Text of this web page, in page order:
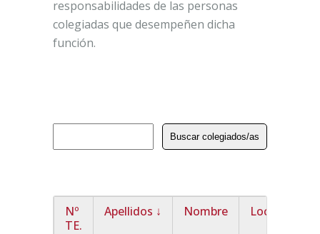
responsabilidades de las personas
colegiadas que desempeñen dicha
función.
Nº
TE.
Apellidos ↓ Nombre Localidad